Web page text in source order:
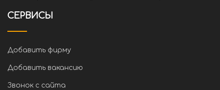
СЕРВИСЫ
Добавить фирму
Добавить вакансию
Звонок с сайта